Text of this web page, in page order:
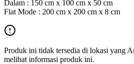
Dalam : 150 cm x 100 cm x 50 cm
Flat Mode : 200 cm x 200 cm x 8 cm
Produk ini tidak tersedia di lokasi yang
melihat informasi produk ini.